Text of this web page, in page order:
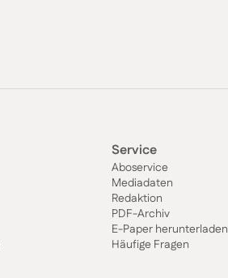
Service
Aboservice
Mediadaten
Redaktion
PDF-Archiv
E-Paper herunterladen
Häufige Fragen